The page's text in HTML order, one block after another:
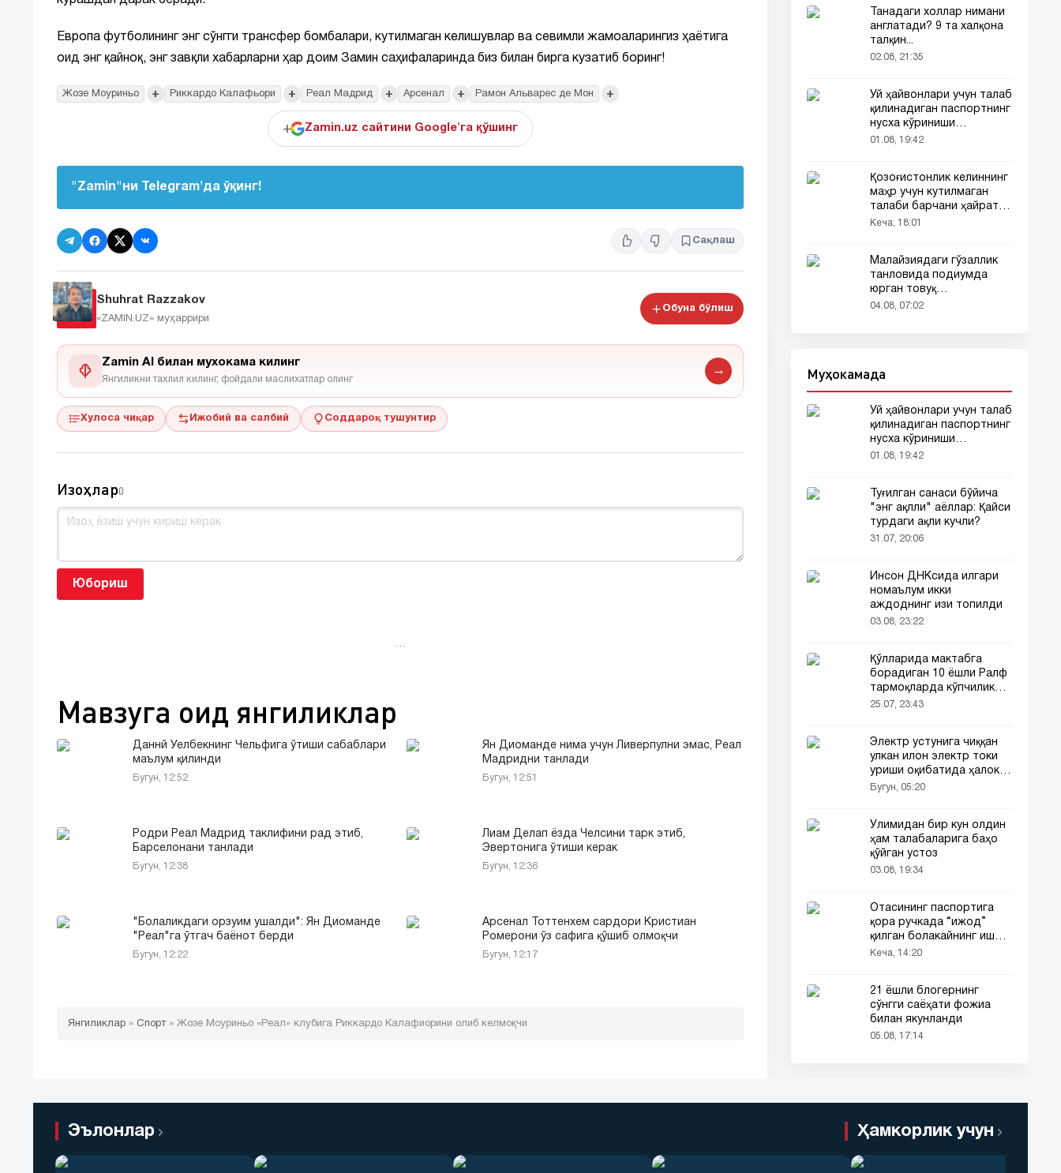
Европа футболининг энг сўнгги трансфер бомбалари, кутилмаган келишувлар ва севимли жамоаларингиз ҳаётига
оид энг қайноқ, энг завқли хабарларни ҳар доим Замин саҳифаларинда биз билан бирга кузатиб боринг!
Жозе Моуриньо + Риккардо Калафьори + Реал Мадрид + Арсенал + Рамон Альварес де Мон +
+ Zamin.uz сайтини Google'га қўшинг
"Zamin"ни Telegram'да ўқинг!
Сақлаш
Shuhrat Razzakov
«ZAMIN.UZ» муҳаррири
Обуна бўлиш
Zamin AI билан мухокама килинг
Янгиликни тахлил килинг, фойдали маслихатлар олинг
→
Хулоса чиқар Ижобий ва салбий Соддароқ тушунтир
Изоҳлар0
Юбориш
…
Мавзуга оид янгиликлар
Даннй Уелбекнинг Чельфига ўтиши сабаблари
маълум қилинди
Бугун, 12:52
Ян Диоманде нима учун Ливерпулни эмас, Реал
Мадридни танлади
Бугун, 12:51
Родри Реал Мадрид таклифини рад этиб,
Барселонани танлади
Бугун, 12:38
Лиам Делап ёзда Челсини тарк этиб,
Эвертонига ўтиши керак
Бугун, 12:36
"Болаликдаги орзуим ушалди": Ян Диоманде
"Реал"га ўтгач баёнот берди
Бугун, 12:22
Арсенал Тоттенхем сардори Кристиан
Ромерони ўз сафига қўшиб олмоқчи
Бугун, 12:17
Янгиликлар » Спорт» Жозе Моуриньо «Реал» клубига Риккардо Калафиорини олиб келмоқчи
Танадаги холлар нимани
англатади? 9 та халқона
талқин...
02.08, 21:35
Уй ҳайвонлари учун талаб
қилинадиган паспортнинг
нусха кўриниши
тармоқларда тарқалди
01.08, 19:42
Қозоғистонлик келиннинг
маҳр учун кутилмаган
талаби барчани ҳайратга
солди
Кеча, 18:01
Малайзиядаги гўзаллик
танловида подиумда
юрган товуқ
томошабинлар
04.08, 07:02
Муҳокамада
Уй ҳайвонлари учун талаб
қилинадиган паспортнинг
нусха кўриниши
тармоқларда тарқалди
01.08, 19:42
Туғилган санаси бўйича
"энг ақлли" аёллар: Қайси
турдаги ақли кучли?
31.07, 20:06
Инсон ДНКсида илгари
номаълум икки
аждоднинг изи топилди
03.08, 23:22
Қўлларида мактабга
борадиган 10 ёшли Ралф
тармоқларда кўпчиликни
таъсирлантирди
25.07, 23:43
Электр устунига чиққан
улкан илон электр токи
уриши оқибатида ҳалок
бўлди
Бугун, 05:20
Ўлимидан бир кун олдин
ҳам талабаларига баҳо
қўйган устоз
03.08, 19:34
Отасининг паспортига
қора ручкада “ижод”
қилган болакайнинг иши
барчанинг диққатини
Кеча, 14:20
21 ёшли блогернинг
сўнгги саёҳати фожиа
билан якунланди
05.08, 17:14
Эълонлар Ҳамкорлик учун